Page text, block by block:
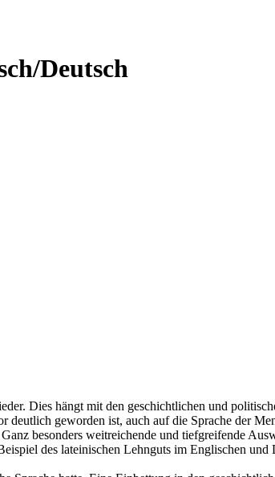
Deutsch
Dies hängt mit den geschichtlichen und
geworden ist, auch auf die Sprache der
besonders weitreichende und tiefgreifende
des lateinischen Lehnguts im Englischen und